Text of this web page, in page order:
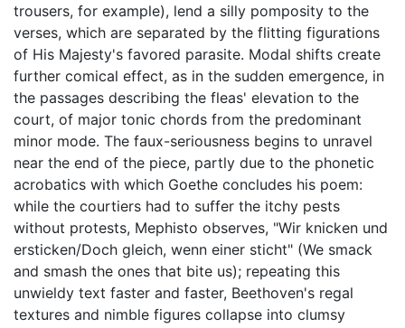
trousers, for example), lend a silly pomposity to the
verses, which are separated by the flitting figurations
of His Majesty's favored parasite. Modal shifts create
further comical effect, as in the sudden emergence, in
the passages describing the fleas' elevation to the
court, of major tonic chords from the predominant
minor mode. The faux-seriousness begins to unravel
near the end of the piece, partly due to the phonetic
acrobatics with which Goethe concludes his poem:
while the courtiers had to suffer the itchy pests
without protests, Mephisto observes, "Wir knicken und
ersticken/Doch gleich, wenn einer sticht" (We smack
and smash the ones that bite us); repeating this
unwieldy text faster and faster, Beethoven's regal
textures and nimble figures collapse into clumsy